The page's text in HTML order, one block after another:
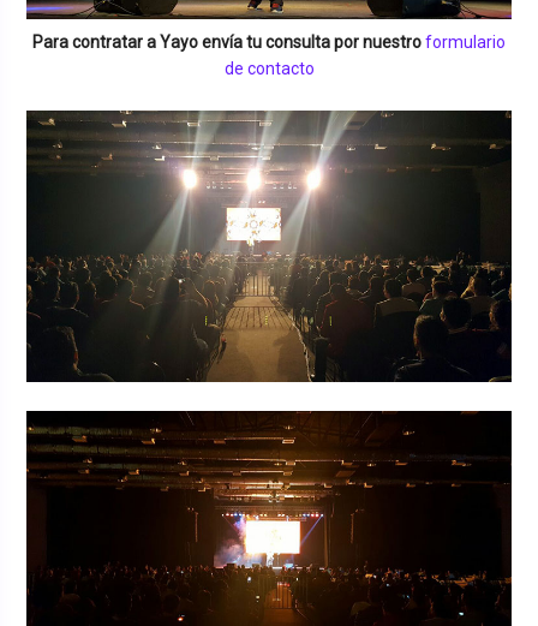
Para contratar aYayoenvía tu consulta por nuestroformulario
de contacto